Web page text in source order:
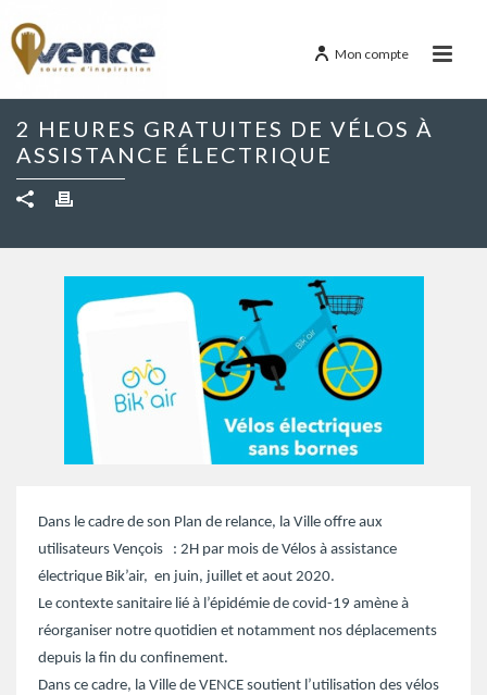
Mon compte
2 HEURES GRATUITES DE VÉLOS À
ASSISTANCE ÉLECTRIQUE
Dans le cadre de son Plan de relance, la Ville offre aux
utilisateurs Vençois : 2H par mois de Vélos à assistance
électrique Bik’air, en juin, juillet et aout 2020.
Le contexte sanitaire lié à l’épidémie de covid-19 amène à
réorganiser notre quotidien et notamment nos déplacements
depuis la fin du confinement.
Dans ce cadre, la Ville de VENCE soutient l’utilisation des vélos